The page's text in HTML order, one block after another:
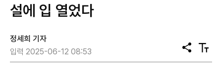
설에 입 열었다
정세희 기자
입력 2025-06-12 08:53
공
유
텍
스